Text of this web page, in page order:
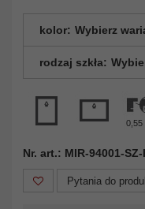
kolor: Wybierz
rodzaj szkła:
0,55
Nr. art.: MIR-94001-SZ-
Pytania do